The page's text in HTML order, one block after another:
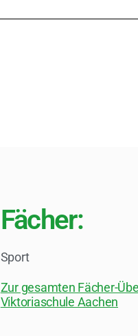
Fächer:
Sport
Zur gesamten Fächer-
Viktoriaschule Aachen